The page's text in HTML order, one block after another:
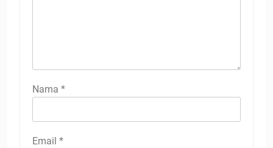
Nama *
Email *